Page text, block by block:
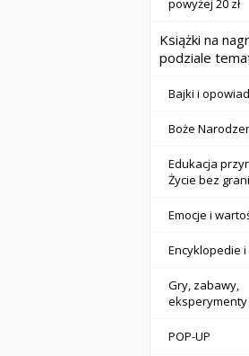
powyżej 20 zł
Książki na
podziale
Bajki i
Boże
Edukacja
Życie bez
Emocje i
Encyklopedie
Gry, zabawy,
eksperymenty
POP-UP